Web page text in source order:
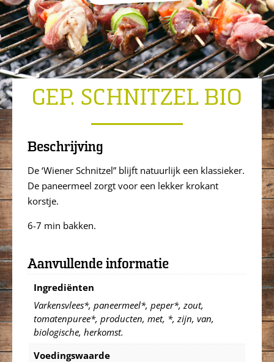
GEP. SCHNITZEL BIO
Beschrijving
De ‘Wiener Schnitzel” blijft natuurlijk een klassieker.
De paneermeel zorgt voor een lekker krokant
korstje.
6-7 min bakken.
Aanvullende informatie
Ingrediënten
Varkensvlees*, paneermeel*, peper*, zout,
tomatenpuree*, producten, met, *, zijn, van,
biologische, herkomst.
Voedingswaarde